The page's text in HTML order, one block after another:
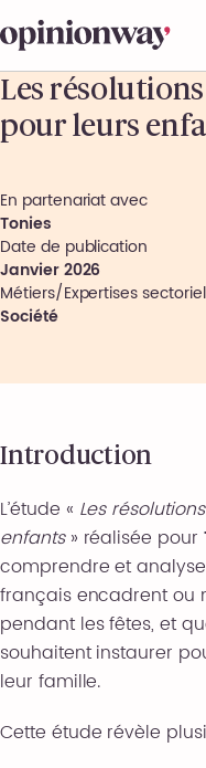
Les
pour leurs
En partenariat avec
Tonies
Date de publication
Janvier 2026
Métiers/Expertises
Société
Introduction
L’étude « Les
enfants» réalisée pour
comprendre et
français encadrent ou
pendant les fêtes, et
souhaitent instaurer
leur famille.
Cette étude révèle